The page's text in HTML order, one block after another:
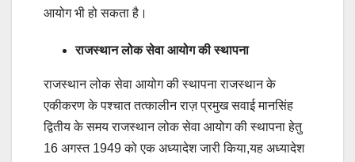
आयोग भी हो सकता है।
राजस्थान लोक सेवा आयोग की स्थापना
राजस्थान लोक सेवा आयोग की स्थापना राजस्थान के
एकीकरण के पश्चात तत्कालीन राज़ प्रमुख सवाई मानसिंह
द्वितीय के समय राजस्थान लोक सेवा आयोग की स्थापना हेतु
16 अगस्त 1949 को एक अध्यादेश जारी किया,यह अध्यादेश